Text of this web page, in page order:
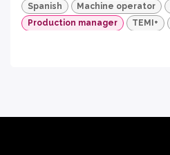
Spanish Machine operator
Production manager
TEMI+